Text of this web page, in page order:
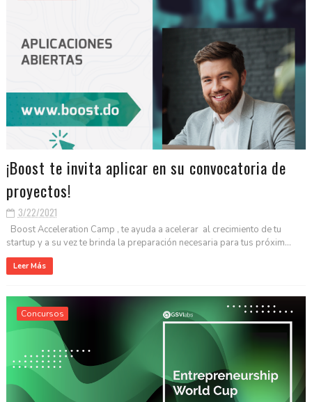
¡Boost te invita aplicar en su convocatoria de
proyectos!
3/22/2021
Boost Acceleration Camp , te ayuda a acelerar al crecimiento de tu
startup y a su vez te brinda la preparación necesaria para tus próxim...
Leer Más
Concursos